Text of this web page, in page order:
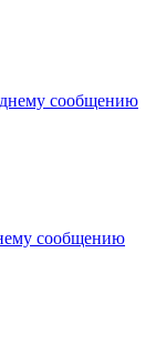
сообщению
сообщению